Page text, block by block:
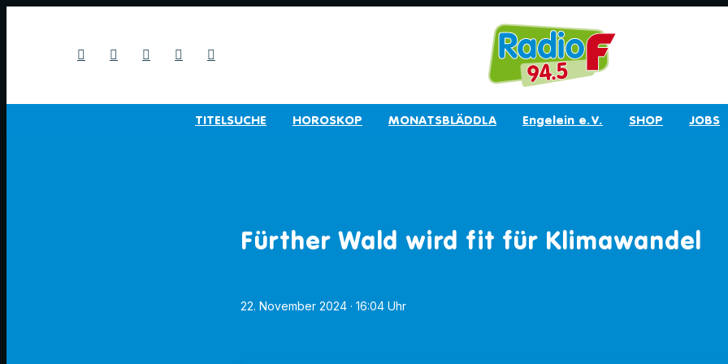
TITELSUCHE HOROSKOP MONATSBLÄDDLA Engelein e.V. SHOP JOBS
Fürther Wald wird fit für Klimawandel
22. November 2024 · 16:04 Uhr